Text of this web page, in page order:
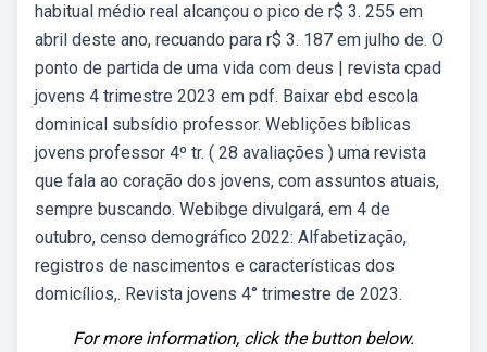
habitual médio real alcançou o pico de r$ 3. 255 em
abril deste ano, recuando para r$ 3. 187 em julho de. O
ponto de partida de uma vida com deus | revista cpad
jovens 4 trimestre 2023 em pdf. Baixar ebd escola
dominical subsídio professor. Weblições bíblicas
jovens professor 4º tr. ( 28 avaliações ) uma revista
que fala ao coração dos jovens, com assuntos atuais,
sempre buscando. Webibge divulgará, em 4 de
outubro, censo demográfico 2022: Alfabetização,
registros de nascimentos e características dos
domicílios,. Revista jovens 4° trimestre de 2023.
For more information, click the button below.